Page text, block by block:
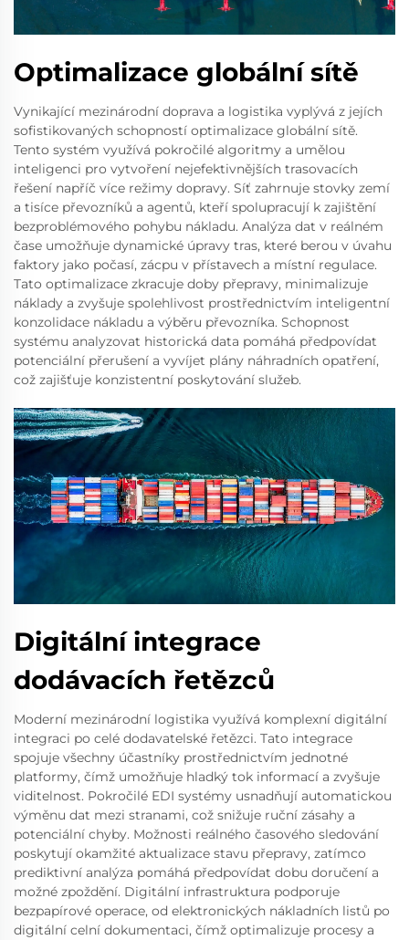
Optimalizace globální sítě
Vynikající mezinárodní doprava a logistika vyplývá z jejích
sofistikovaných schopností optimalizace globální sítě.
Tento systém využívá pokročilé algoritmy a umělou
inteligenci pro vytvoření nejefektivnějších trasovacích
řešení napříč více režimy dopravy. Síť zahrnuje stovky zemí
a tisíce převozníků a agentů, kteří spolupracují k zajištění
bezproblémového pohybu nákladu. Analýza dat v reálném
čase umožňuje dynamické úpravy tras, které berou v úvahu
faktory jako počasí, zácpu v přístavech a místní regulace.
Tato optimalizace zkracuje doby přepravy, minimalizuje
náklady a zvyšuje spolehlivost prostřednictvím inteligentní
konzolidace nákladu a výběru převozníka. Schopnost
systému analyzovat historická data pomáhá předpovídat
potenciální přerušení a vyvíjet plány náhradních opatření,
což zajišťuje konzistentní poskytování služeb.
Digitální integrace
dodávacích řetězců
Moderní mezinárodní logistika využívá komplexní digitální
integraci po celé dodavatelské řetězci. Tato integrace
spojuje všechny účastníky prostřednictvím jednotné
platformy, čímž umožňuje hladký tok informací a zvyšuje
viditelnost. Pokročilé EDI systémy usnadňují automatickou
výměnu dat mezi stranami, což snižuje ruční zásahy a
potenciální chyby. Možnosti reálného časového sledování
poskytují okamžité aktualizace stavu přepravy, zatímco
prediktivní analýza pomáhá předpovídat dobu doručení a
možné zpoždění. Digitální infrastruktura podporuje
bezpapírové operace, od elektronických nákladních listů po
digitální celní dokumentaci, čímž optimalizuje procesy a